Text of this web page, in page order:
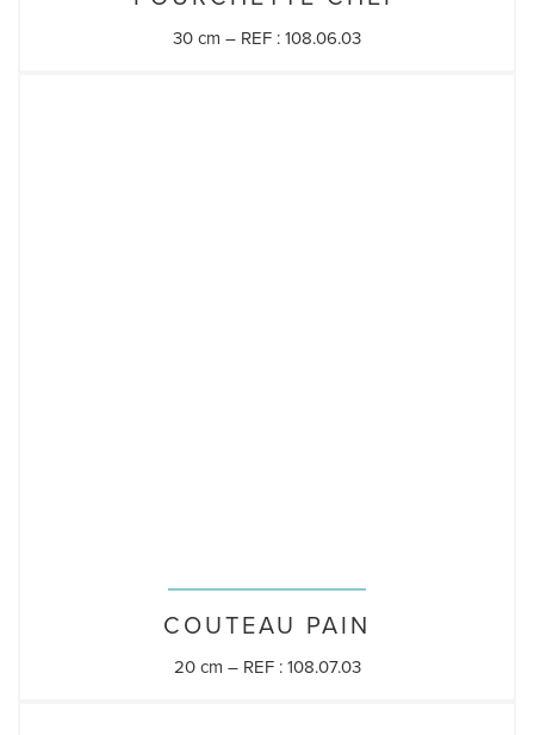
30 cm – REF : 108.06.03
COUTEAU PAIN
20 cm – REF : 108.07.03